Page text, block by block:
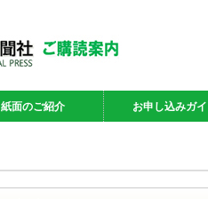
紙面のご紹介 お申し込みガ